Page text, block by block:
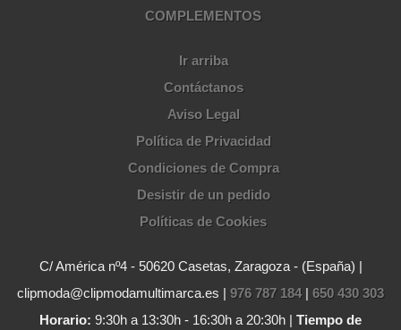
COMPLEMENTOS
Ir arriba
Contáctanos
Aviso Legal
Política de Privacidad
Condiciones de Compra
Desistir de un pedido
Políticas de Cookies
C/ América nº4 - 50620 Casetas, Zaragoza - (España) |
clipmoda@clipmodamultimarca.es | 976 787 184| 650 430 303
Horario: 9:30h a 13:30h - 16:30h a 20:30h | Tiempo de